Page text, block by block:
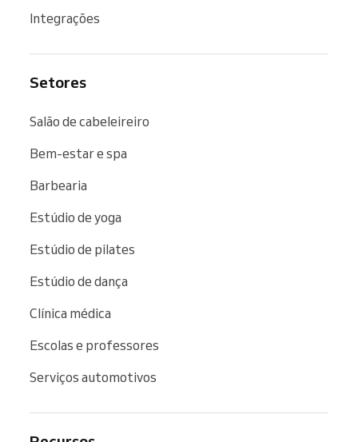
Integrações
Setores
Salão de cabeleireiro
Bem-estar e spa
Barbearia
Estúdio de yoga
Estúdio de pilates
Estúdio de dança
Clínica médica
Escolas e professores
Serviços automotivos